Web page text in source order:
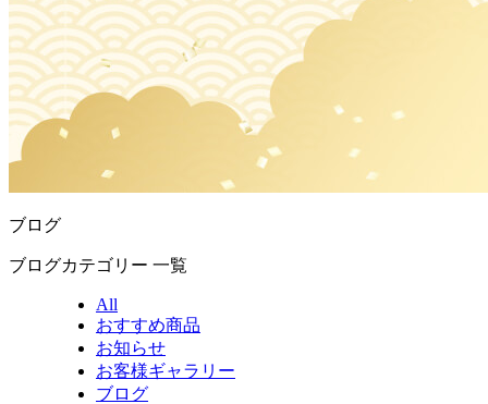
ブログ
ブログカテゴリー 一覧
All
おすすめ商品
お知らせ
お客様ギャラリー
ブログ